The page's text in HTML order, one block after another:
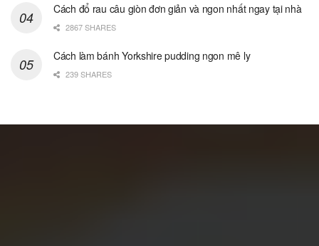
Cách đổ rau câu giòn đơn giản và ngon nhất ngay tại nhà
2867 SHARES
Cách làm bánh Yorkshire pudding ngon mê ly
239 SHARES